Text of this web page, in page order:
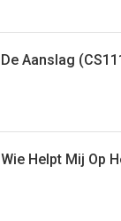
De Aanslag
Wie Helpt Mij Op